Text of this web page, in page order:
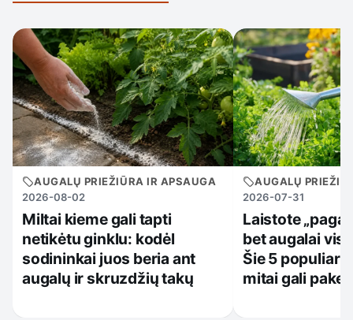
AUGALŲ PRIEŽIŪRA IR APSAUGA
2026-08-02
Miltai kieme gali tapti
netikėtu ginklu: kodėl
sodininkai juos beria ant
augalų ir skruzdžių takų
AUGALŲ
2026-07-31
Laistote
bet augalai vis
Šie 5
mitai gali